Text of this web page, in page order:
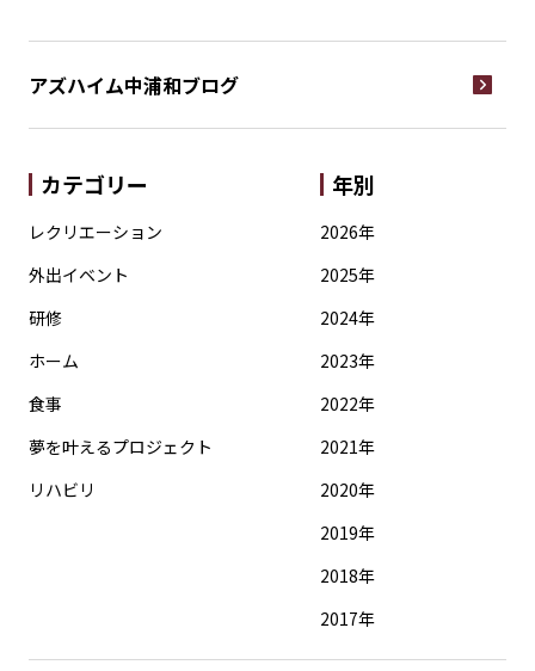
アズハイム中浦和ブログ
カテゴリー
レクリエーション
外出イベント
研修
ホーム
食事
夢を叶えるプロジェクト
リハビリ
年別
2026年
2025年
2024年
2023年
2022年
2021年
2020年
2019年
2018年
2017年